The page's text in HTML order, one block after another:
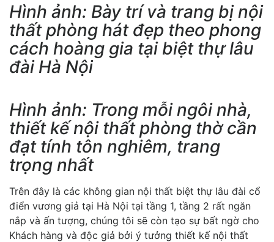
Hình ảnh: Bày trí và trang bị nội
thất phòng hát đẹp theo phong
cách hoàng gia tại biệt thự lâu
đài Hà Nội
Hình ảnh: Trong mỗi ngôi nhà,
thiết kế nội thất phòng thờ cần
đạt tính tôn nghiêm, trang
trọng nhất
Trên đây là các không gian nội thất biệt thự lâu đài cổ
điển vương giả tại Hà Nội tại tầng 1, tầng 2 rất ngăn
nắp và ấn tượng, chúng tôi sẽ còn tạo sự bất ngờ cho
Khách hàng và độc giả bởi ý tưởng thiết kế nội thất